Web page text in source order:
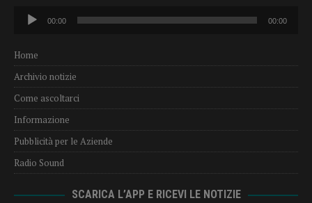
Audio
Player
00:00 00:00
Home
Archivio notizie
Come ascoltarci
Informazione
Pubblicità per le Aziende
Radio Sound
SCARICA L’APP E RICEVI LE NOTIZIE